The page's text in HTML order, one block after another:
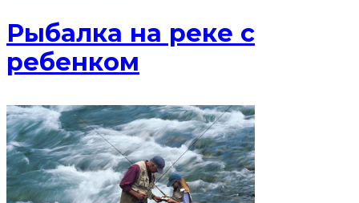
Рыбалка на реке с
ребенком